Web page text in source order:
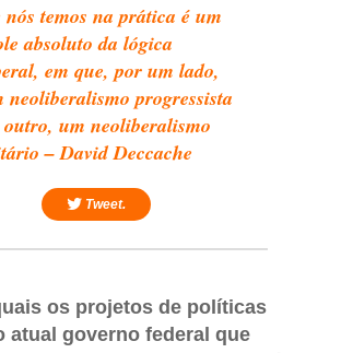
nós temos na prática é um
absoluto da lógica
em que, por um lado,
neoliberalismo progressista
um neoliberalismo
– David Deccache
Tweet.
os projetos de políticas
atual governo federal que